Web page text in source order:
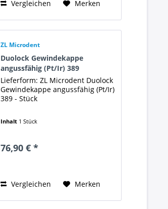
Vergleichen Merken
ZL Microdent
Duolock Gewindekappe
angussfähig (Pt/Ir) 389
Lieferform: ZL Microdent Duolock
Gewindekappe angussfähig (Pt/Ir)
389 - Stück
Inhalt 1 Stück
76,90 € *
Vergleichen Merken